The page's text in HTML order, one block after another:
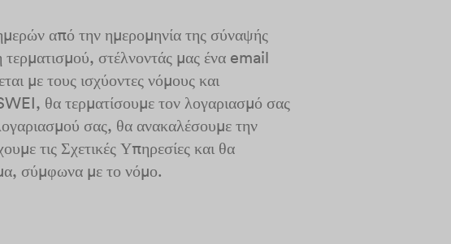
από την ημερομηνία της σύναψής
τερματισμού, στέλνοντάς μας ένα email
με τους ισχύοντες νόμους και
θα τερματίσουμε τον λογαριασμό σας
σας, θα ανακαλέσουμε την
τις Σχετικές Υπηρεσίες και θα
σύμφωνα με το νόμο.